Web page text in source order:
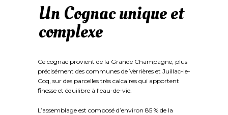
Un Cognac unique et
complexe
Ce cognac provient de la Grande Champagne, plus
précisément des communes de Verrières et Juillac-le-
Coq, sur des parcelles très calcaires qui apportent
finesse et équilibre à l’eau-de-vie.
L’assemblage est composé d’environ 85 % de la